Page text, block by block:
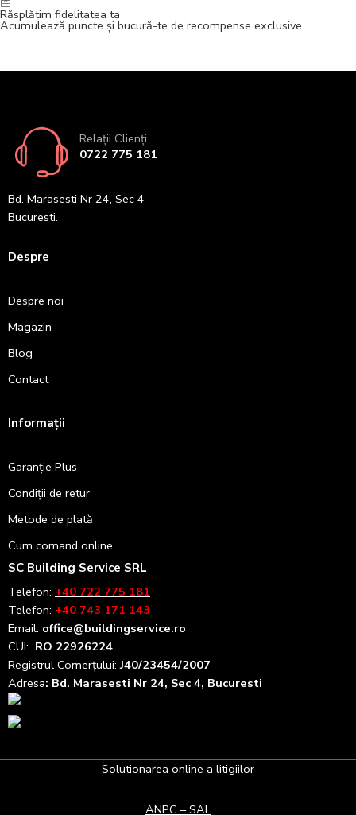
Răsplătim fidelitatea ta
Acumulează puncte și bucură-te de recompense exclusive.
Relații Clienți
0722 775 181
Bd. Marasesti Nr 24, Sec 4
Bucuresti.
Despre
Despre noi
Magazin
Blog
Contact
Informații
Garanție Plus
Condiții de retur
Metode de plată
Cum comand online
SC Building Service SRL
Telefon: +40 722 775 181
Telefon: +40 743 171 143
Email: office@buildingservice.ro
CUI: RO 22926224
Registrul Comerțului:J40/23454/2007
Adresa: Bd. Marasesti Nr 24, Sec 4, Bucuresti
Solutionarea online a litigiilor
ANPC – SAL